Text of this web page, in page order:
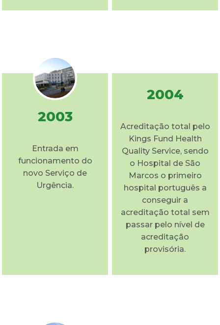
2003
Entrada em
funcionamento do
novo Serviço de
Urgência.
2004
Acreditação total pelo
Kings Fund Health
Quality Service, sendo
o Hospital de São
Marcos o primeiro
hospital português a
conseguir a
acreditação total sem
passar pelo nível de
acreditação
provisória.